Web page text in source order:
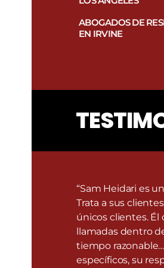
Términos
condiciones
ABOGADOS DE
EN IRVINE
“Sam Heidari es
Trata a sus
únicos clientes. Él
llamadas dentro
tiempo
específicos, su